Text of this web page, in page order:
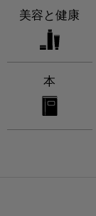
美容と健康
本